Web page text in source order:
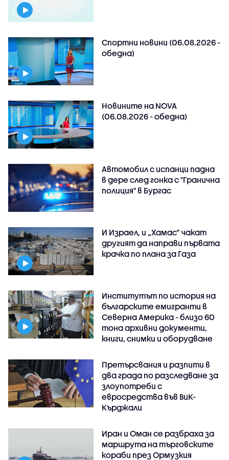
Спортни новини (06.08.2026 -
обедна)
Новините на NOVA
(06.08.2026 - обедна)
Автомобил с испанци падна
в дере след гонка с "Гранична
полиция" в Бургас
И Израел, и „Хамас“ чакат
другият да направи първата
крачка по плана за Газа
Институтът по история на
българските емигранти в
Северна Америка - близо 60
тона архивни документи,
книги, снимки и оборудване
Претърсвания и разпити в
два града по разследване за
злоупотреби с
евросредства във ВиК-
Кърджали
Иран и Оман се разбраха за
маршрута на търговските
кораби през Ормузкия